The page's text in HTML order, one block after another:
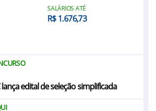
SALÁRIOS ATÉ
R$ 1.676,73
edital de seleção simplificada